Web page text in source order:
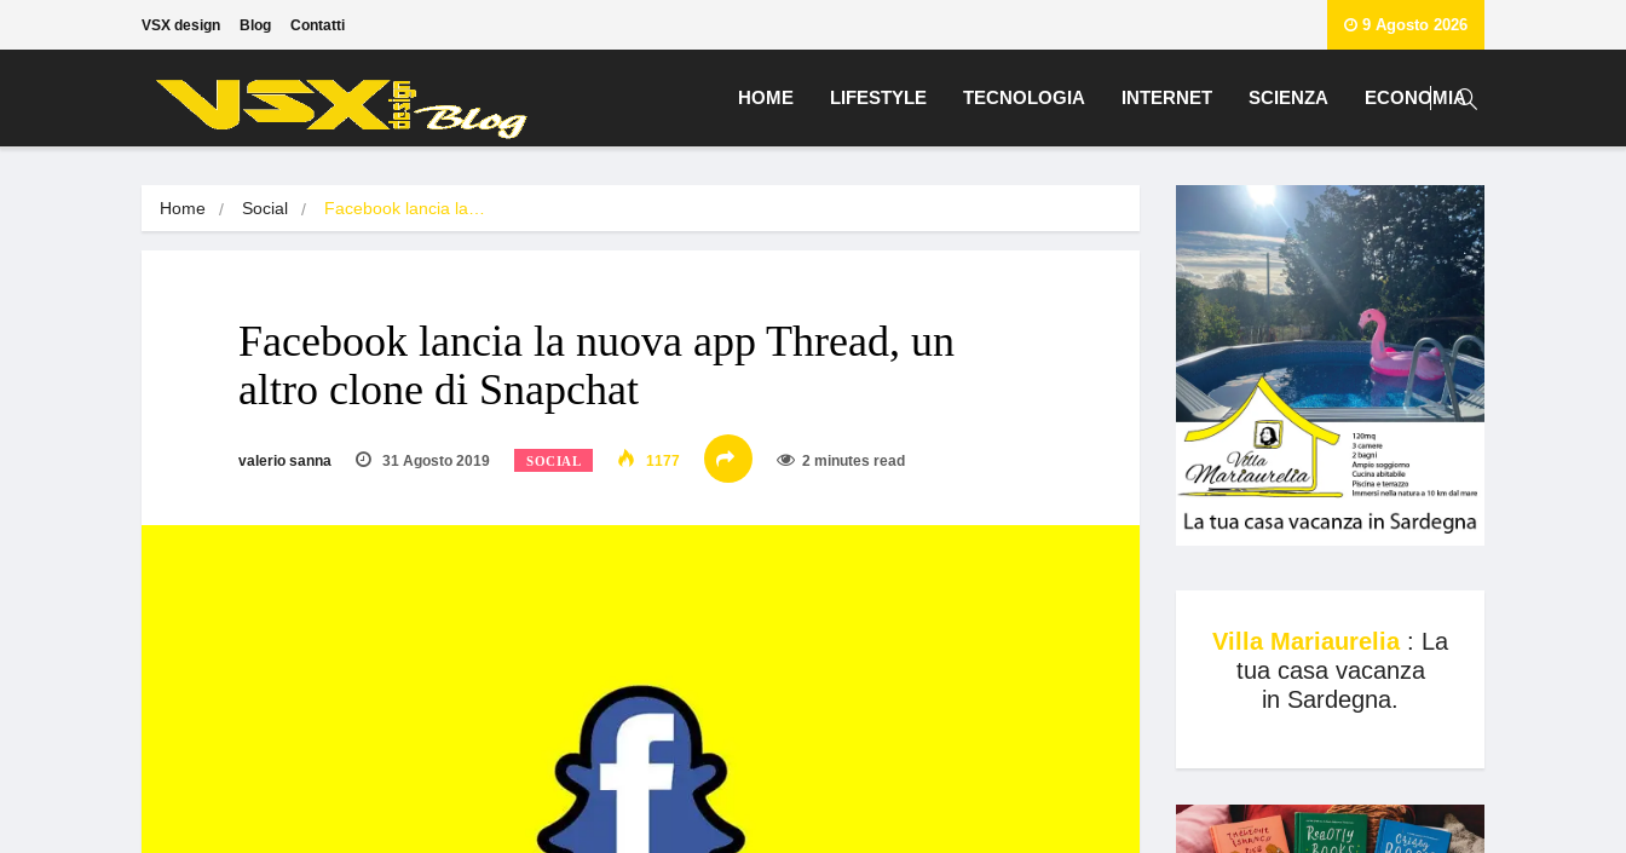
VSX design Blog Contatti 9 Agosto 2026
HOME LIFESTYLE TECNOLOGIA INTERNET SCIENZA ECONOMIA
Home Social Facebook lancia la…
Facebook lancia la nuova app Thread, un
altro clone di Snapchat
valerio sanna 31 Agosto 2019 SOCIAL 1177 2 minutes read
Villa Mariaurelia : La
tua casa vacanza
in Sardegna.